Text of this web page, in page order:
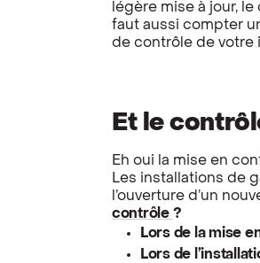
légère mise à jour,
faut aussi compter
de contrôle de votre
Et le
Eh oui la mise en
Les installations de
l’ouverture d’un
contrôle ?
Lors de la mise
Lors de